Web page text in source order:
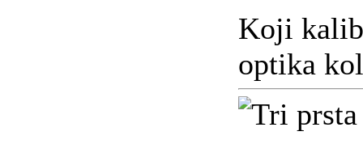
Koji
optika